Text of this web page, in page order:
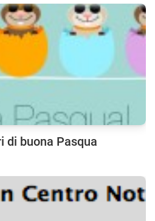
di buona Pasqua